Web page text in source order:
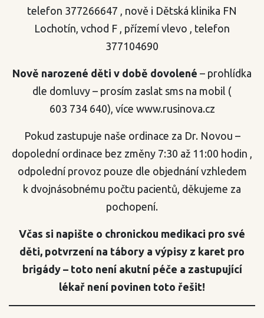
telefon 377266647 , nově i Dětská klinika FN
Lochotín, vchod F , přízemí vlevo , telefon
377104690
Nově narozené děti v době dovolené – prohlídka
dle domluvy – prosím zaslat sms na mobil (
603 734 640), více www.rusinova.cz
Pokud zastupuje naše ordinace za Dr. Novou –
dopolední ordinace bez změny 7:30 až 11:00 hodin ,
odpolední provoz pouze dle objednání vzhledem
k dvojnásobnému počtu pacientů, děkujeme za
pochopení.
Včas si napište o chronickou medikaci pro své
děti, potvrzení na tábory a výpisy z karet pro
brigády – toto není akutní péče a zastupující
lékař není povinen toto řešit!